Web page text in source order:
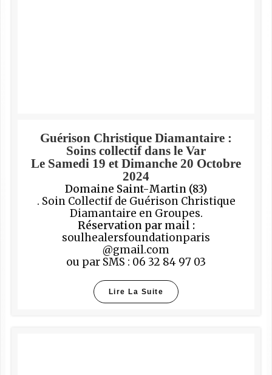
Guérison Christique Diamantaire :
Soins collectif dans le Var
Le Samedi 19 et Dimanche 20 Octobre
2024
Domaine Saint-Martin (83)
. Soin Collectif de Guérison Christique
Diamantaire en Groupes.
Réservation par mail :
soulhealersfoundationparis
@gmail.com
ou par SMS : 06 32 84 97 03
Lire La Suite